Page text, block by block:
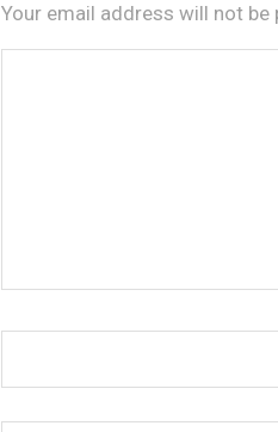
Your email address will not be